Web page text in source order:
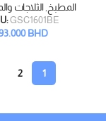
المطبخ ,الثلاجات
GSC1601BE
BHD
1
2